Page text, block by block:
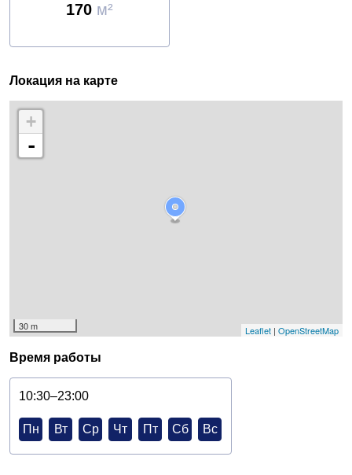
170м²
Локация на карте
+
-
30 m Leaflet | OpenStreetMap
Время работы
10:30–23:00
Пн Вт Ср Чт Пт Сб Вс